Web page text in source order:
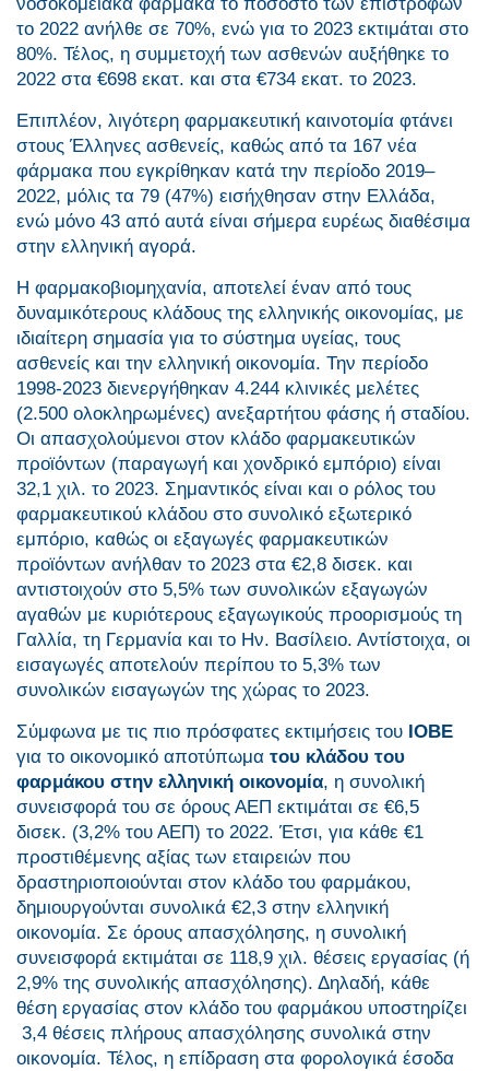
το 2022 ανήλθε σε 70%, ενώ για το 2023 εκτιμάται στο
80%. Τέλος, η συμμετοχή των ασθενών αυξήθηκε το
2022 στα €698 εκατ. και στα €734 εκατ. το 2023.
Επιπλέον, λιγότερη φαρμακευτική καινοτομία φτάνει
στους Έλληνες ασθενείς, καθώς από τα 167 νέα
φάρμακα που εγκρίθηκαν κατά την περίοδο 2019–
2022, μόλις τα 79 (47%) εισήχθησαν στην Ελλάδα,
ενώ μόνο 43 από αυτά είναι σήμερα ευρέως διαθέσιμα
στην ελληνική αγορά.
Η φαρμακοβιομηχανία, αποτελεί έναν από τους
δυναμικότερους κλάδους της ελληνικής οικονομίας, με
ιδιαίτερη σημασία για το σύστημα υγείας, τους
ασθενείς και την ελληνική οικονομία. Την περίοδο
1998-2023 διενεργήθηκαν 4.244 κλινικές μελέτες
(2.500 ολοκληρωμένες) ανεξαρτήτου φάσης ή σταδίου.
Οι απασχολούμενοι στον κλάδο φαρμακευτικών
προϊόντων (παραγωγή και χονδρικό εμπόριο) είναι
32,1 χιλ. το 2023. Σημαντικός είναι και ο ρόλος του
φαρμακευτικού κλάδου στο συνολικό εξωτερικό
εμπόριο, καθώς οι εξαγωγές φαρμακευτικών
προϊόντων ανήλθαν το 2023 στα €2,8 δισεκ. και
αντιστοιχούν στο 5,5% των συνολικών εξαγωγών
αγαθών με κυριότερους εξαγωγικούς προορισμούς τη
Γαλλία, τη Γερμανία και το Ην. Βασίλειο. Αντίστοιχα, οι
εισαγωγές αποτελούν περίπου το 5,3% των
συνολικών εισαγωγών της χώρας το 2023.
Σύμφωνα με τις πιο πρόσφατες εκτιμήσεις του ΙΟΒΕ
για το οικονομικό αποτύπωμα του κλάδου του
φαρμάκου στην ελληνική οικονομία, η συνολική
συνεισφορά του σε όρους ΑΕΠ εκτιμάται σε €6,5
δισεκ. (3,2% του ΑΕΠ) το 2022. Έτσι, για κάθε €1
προστιθέμενης αξίας των εταιρειών που
δραστηριοποιούνται στον κλάδο του φαρμάκου,
δημιουργούνται συνολικά €2,3 στην ελληνική
οικονομία. Σε όρους απασχόλησης, η συνολική
συνεισφορά εκτιμάται σε 118,9 χιλ. θέσεις εργασίας (ή
2,9% της συνολικής απασχόλησης). Δηλαδή, κάθε
θέση εργασίας στον κλάδο του φαρμάκου υποστηρίζει
3,4 θέσεις πλήρους απασχόλησης συνολικά στην
οικονομία. Τέλος, η επίδραση στα φορολογικά έσοδα